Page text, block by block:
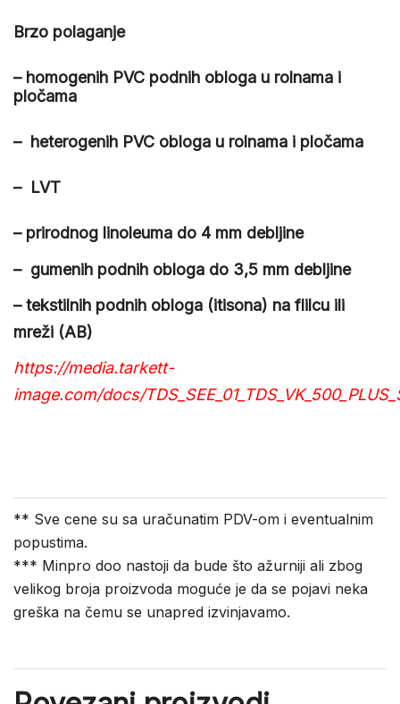
Brzo polaganje
– homogenih PVC podnih obloga u rolnama i
pločama
– heterogenih PVC obloga u rolnama i pločama
– LVT
– prirodnog linoleuma do 4 mm debljine
– gumenih podnih obloga do 3,5 mm debljine
– tekstilnih podnih obloga (itisona) na flilcu ili
mreži (AB)
https://media.tarkett-
image.com/docs/
** Sve cene su sa uračunatim PDV-om i eventualnim
popustima.
*** Minpro doo nastoji da bude što ažurniji ali zbog
velikog broja proizvoda moguće je da se pojavi neka
greška na čemu se unapred izvinjavamo.